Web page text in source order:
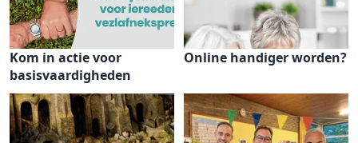
Kom in actie voor
basisvaardigheden
Online handiger worden?